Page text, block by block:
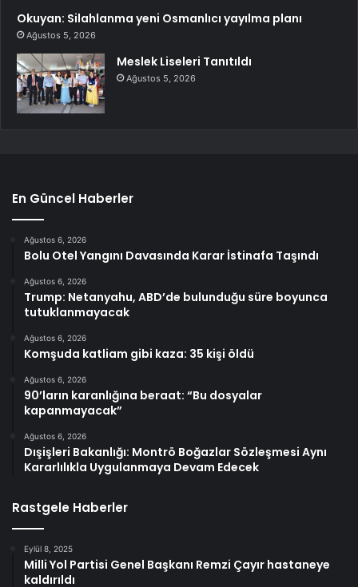
Okuyan: Silahlanma yeni Osmanlıcı yayılma planı
Ağustos 5, 2026
Meslek Liseleri Tanıtıldı
Ağustos 5, 2026
En Güncel Haberler
Ağustos 6, 2026
Bolu Otel Yangını Davasında Karar İstinafa Taşındı
Ağustos 6, 2026
Trump: Netanyahu, ABD’de bulunduğu süre boyunca
tutuklanmayacak
Ağustos 6, 2026
Komşuda katliam gibi kaza: 35 kişi öldü
Ağustos 6, 2026
90’ların karanlığına beraat: “Bu dosyalar
kapanmayacak”
Ağustos 6, 2026
Dışişleri Bakanlığı: Montrö Boğazlar Sözleşmesi Aynı
Kararlılıkla Uygulanmaya Devam Edecek
Rastgele Haberler
Eylül 8, 2025
Milli Yol Partisi Genel Başkanı Remzi Çayır hastaneye
kaldırıldı